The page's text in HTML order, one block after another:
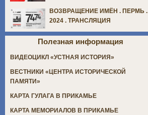
ВОЗВРАЩЕНИЕ ИМЁН . ПЕРМЬ .
2024 . ТРАНСЛЯЦИЯ
Полезная информация
ВИДЕОЦИКЛ «УСТНАЯ ИСТОРИЯ»
ВЕСТНИКИ «ЦЕНТРА ИСТОРИЧЕСКОЙ
ПАМЯТИ»
КАРТА ГУЛАГА В ПРИКАМЬЕ
КАРТА МЕМОРИАЛОВ В ПРИКАМЬЕ